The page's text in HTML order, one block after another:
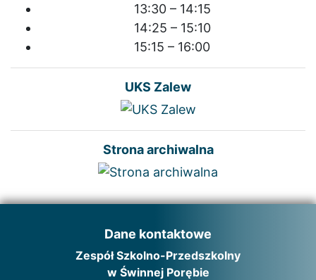
13:30 – 14:15
14:25 – 15:10
15:15 – 16:00
UKS Zalew
Strona archiwalna
Dane kontaktowe
Zespół Szkolno-Przedszkolny
w Świnnej Porębie